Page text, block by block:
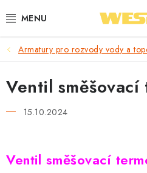
na
ARMATURY PRO TOPENÍ A
TOPENÍ A OHŘEV VODY
TVAROVKY A TRUBKY
Armatury pro rozvody vody a
Ventil
15.10.2024
Ventil směšovací